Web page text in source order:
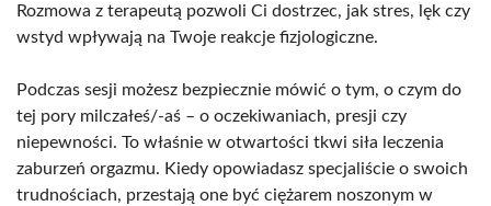
Rozmowa z terapeutą pozwoli Ci dostrzec, jak stres, lęk czy
wstyd wpływają na Twoje reakcje fizjologiczne.
Podczas sesji możesz bezpiecznie mówić o tym, o czym do
tej pory milczałeś/-aś – o oczekiwaniach, presji czy
niepewności. To właśnie w otwartości tkwi siła leczenia
zaburzeń orgazmu. Kiedy opowiadasz specjaliście o swoich
trudnościach, przestają one być ciężarem noszonym w